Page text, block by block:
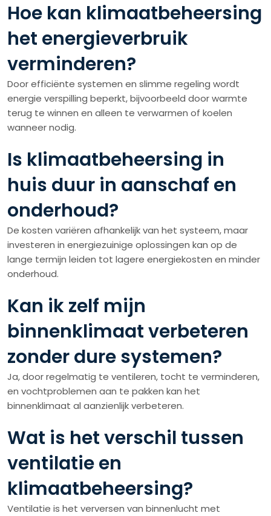
Hoe kan klimaatbeheersing
het energieverbruik
verminderen?
Door efficiënte systemen en slimme regeling wordt
energie verspilling beperkt, bijvoorbeeld door warmte
terug te winnen en alleen te verwarmen of koelen
wanneer nodig.
Is klimaatbeheersing in
huis duur in aanschaf en
onderhoud?
De kosten variëren afhankelijk van het systeem, maar
investeren in energiezuinige oplossingen kan op de
lange termijn leiden tot lagere energiekosten en minder
onderhoud.
Kan ik zelf mijn
binnenklimaat verbeteren
zonder dure systemen?
Ja, door regelmatig te ventileren, tocht te verminderen,
en vochtproblemen aan te pakken kan het
binnenklimaat al aanzienlijk verbeteren.
Wat is het verschil tussen
ventilatie en
klimaatbeheersing?
Ventilatie is het verversen van binnenlucht met